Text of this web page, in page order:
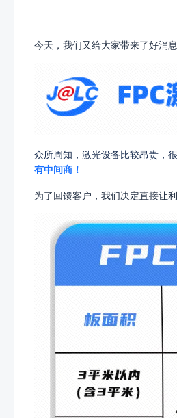
今天，我们又给大家带来了好消息
众所周知，激光设备比较昂贵，
有中间商！
为了回馈客户，我们决定直接让